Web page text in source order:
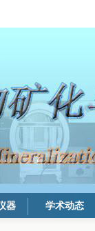
器 学术动态